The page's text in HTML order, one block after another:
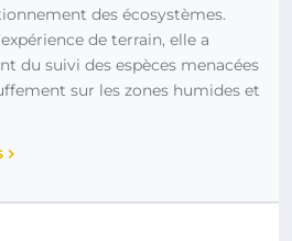
des écosystèmes.
de terrain, elle a
du suivi des espèces menacées
sur les zones humides et